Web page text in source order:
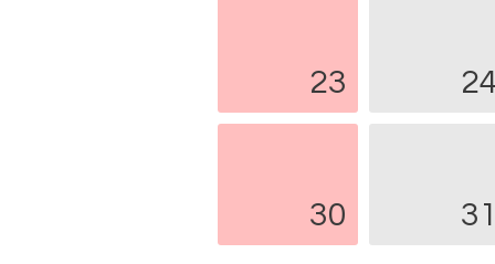
23 24
30 31